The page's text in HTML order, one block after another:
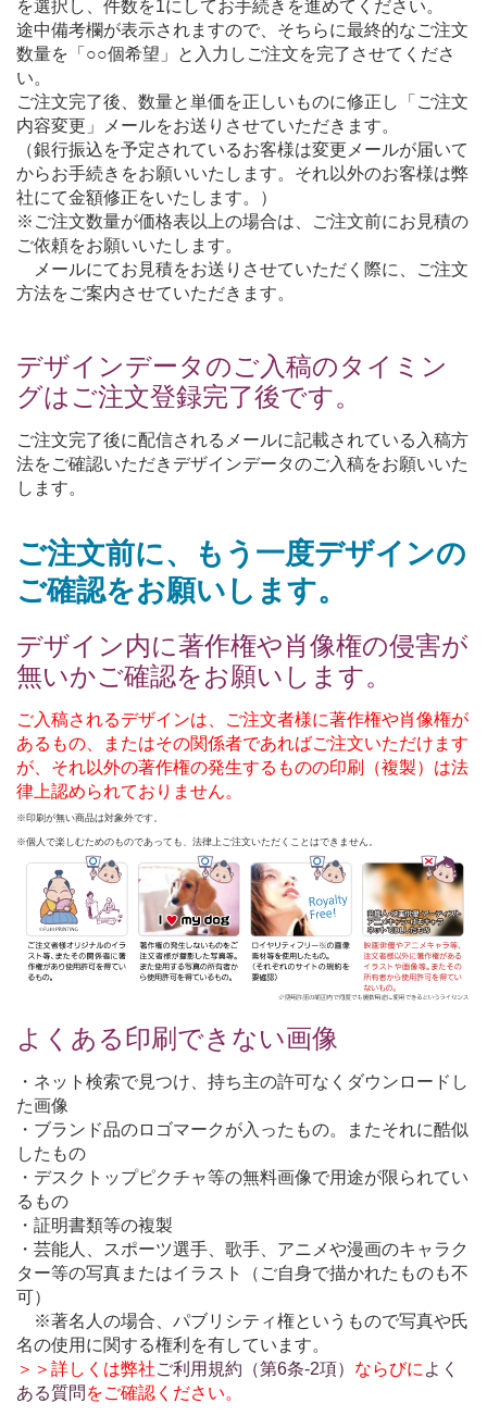
を選択し、件数を1にしてお手続きを進めてください。
途中備考欄が表示されますので、そちらに最終的なご注文
数量を「○○個希望」と入力しご注文を完了させてくださ
い。
ご注文完了後、数量と単価を正しいものに修正し「ご注文
内容変更」メールをお送りさせていただきます。
（銀行振込を予定されているお客様は変更メールが届いて
からお手続きをお願いいたします。それ以外のお客様は弊
社にて金額修正をいたします。）
※ご注文数量が価格表以上の場合は、ご注文前にお見積の
ご依頼をお願いいたします。
メールにてお見積をお送りさせていただく際に、ご注文
方法をご案内させていただきます。
デザインデータのご入稿のタイミン
グはご注文登録完了後です。
ご注文完了後に配信されるメールに記載されている入稿方
法をご確認いただきデザインデータのご入稿をお願いいた
します。
ご注文前に、もう一度デザインの
ご確認をお願いします。
デザイン内に著作権や肖像権の侵害が
無いかご確認をお願いします。
ご入稿されるデザインは、ご注文者様に著作権や肖像権が
あるもの、またはその関係者であればご注文いただけます
が、それ以外の著作権の発生するものの印刷（複製）は法
律上認められておりません。
※印刷が無い商品は対象外です。
※個人で楽しむためのものであっても、法律上ご注文いただくことはできません。
よくある印刷できない画像
・ネット検索で見つけ、持ち主の許可なくダウンロードし
た画像
・ブランド品のロゴマークが入ったもの。またそれに酷似
したもの
・デスクトップピクチャ等の無料画像で用途が限られてい
るもの
・証明書類等の複製
・芸能人、スポーツ選手、歌手、アニメや漫画のキャラク
ター等の写真またはイラスト（ご自身で描かれたものも不
可）
※著名人の場合、パブリシティ権というもので写真や氏
名の使用に関する権利を有しています。
＞＞詳しくは弊社ご利用規約（第6条-2項） ならびに よく
ある質問 をご確認ください。